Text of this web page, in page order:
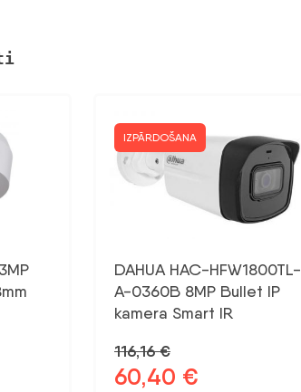
IZPĀRDOŠANA
DAHUA HAC-HFW1800TL-
A-0360B 8MP Bullet IP
kamera Smart IR
116,16€
Sākotnējā
60,40 €